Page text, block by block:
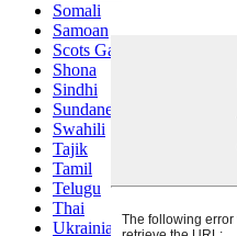
Somali
Samoan
Scots Gaelic
Shona
Sindhi
Sundanese
Swahili
Tajik
Tamil
Telugu
Thai
Ukrainian